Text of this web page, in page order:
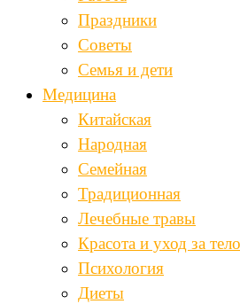
Праздники
Советы
Семья и дети
Медицина
Китайская
Народная
Семейная
Традиционная
Лечебные травы
Красота и уход за
Психология
Диеты